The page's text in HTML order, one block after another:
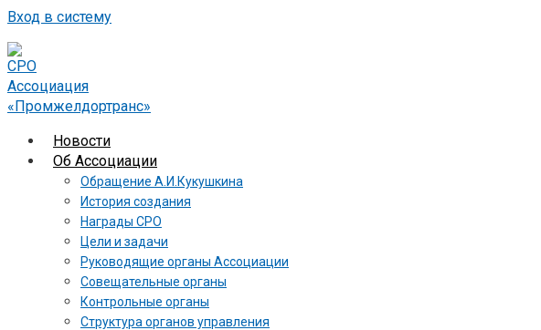
Вход в систему
Новости
Об Ассоциации
Обращение А.И.Кукушкина
История создания
Награды СРО
Цели и задачи
Руководящие органы Ассоциации
Совещательные органы
Контрольные органы
Структура органов управления